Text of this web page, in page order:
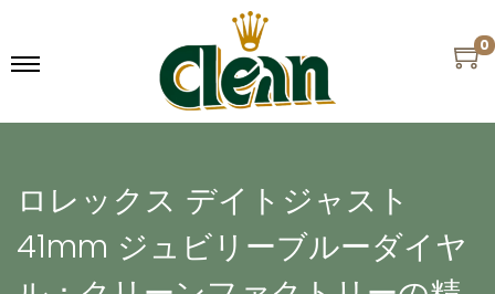
0
ロレックス デイトジャスト
41mm ジュビリーブルーダイヤ